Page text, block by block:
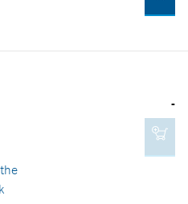
al carrito
al carrito
-